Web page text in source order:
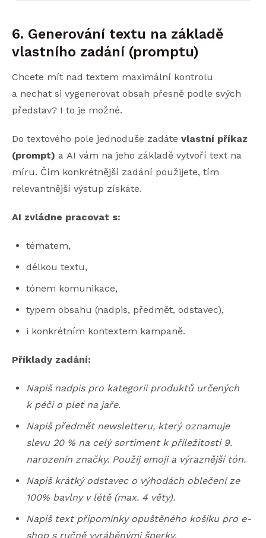
6. Generování textu na základě
vlastního zadání (promptu)
Chcete mít nad textem maximální kontrolu
a nechat si vygenerovat obsah přesně podle svých
představ? I to je možné.
Do textového pole jednoduše zadáte vlastní příkaz
(prompt) a AI vám na jeho základě vytvoří text na
míru. Čím konkrétnější zadání použijete, tím
relevantnější výstup získáte.
AI zvládne pracovat s:
tématem,
délkou textu,
tónem komunikace,
typem obsahu (nadpis, předmět, odstavec),
i konkrétním kontextem kampaně.
Příklady zadání:
Napiš nadpis pro kategorii produktů určených
k péči o pleť na jaře.
Napiš předmět newsletteru, který oznamuje
slevu 20 % na celý sortiment k příležitosti 9.
narozenin značky. Použij emoji a výraznější tón.
Napiš krátký odstavec o výhodách oblečení ze
100% bavlny v létě (max. 4 věty).
Napiš text připomínky opuštěného košíku pro e-
shop s ručně vyráběnými šperky.